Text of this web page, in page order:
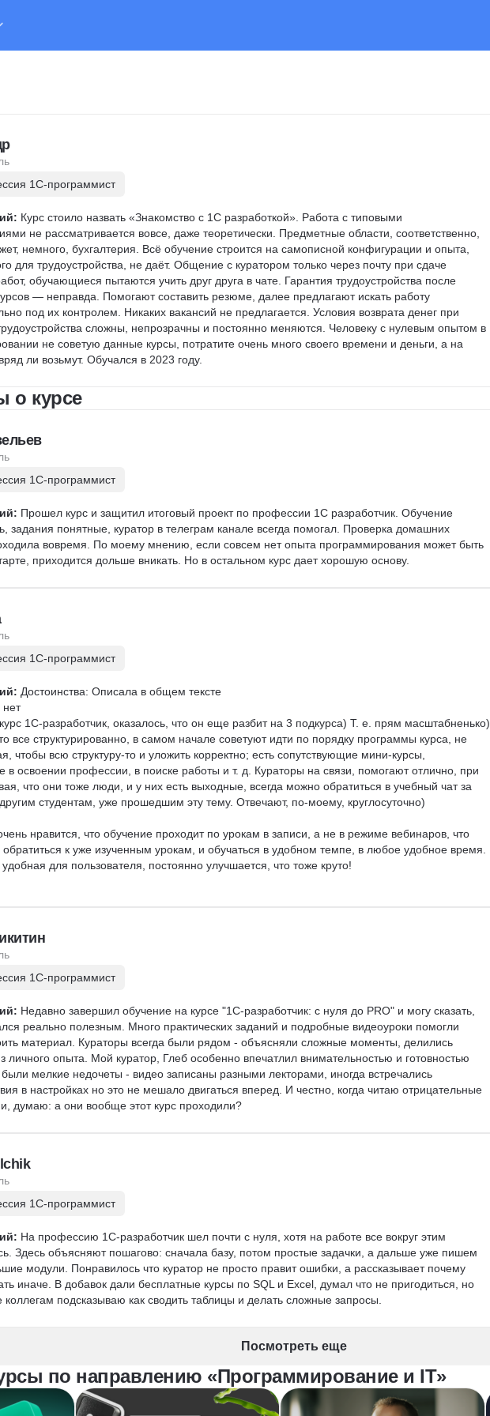
1С-программист
Курс стоило назвать «Знакомство с 1С разработкой». Работа с типовыми
не рассматривается вовсе, даже теоретически. Предметные области, соответственно,
немного, бухгалтерия. Всё обучение строится на самописной конфигурации и опыта,
для трудоустройства, не даёт. Общение с куратором только через почту при сдаче
обучающиеся пытаются учить друг друга в чате. Гарантия трудоустройства после
— неправда. Помогают составить резюме, далее предлагают искать работу
под их контролем. Никаких вакансий не предлагается. Условия возврата денег при
сложны, непрозрачны и постоянно меняются. Человеку с нулевым опытом в
не советую данные курсы, потратите очень много своего времени и деньги, а на
ли возьмут. Обучался в 2023 году.
о курсе
1С-программист
Прошел курс и защитил итоговый проект по профессии 1С разработчик. Обучение
задания понятные, куратор в телеграм канале всегда помогал. Проверка домашних
вовремя. По моему мнению, если совсем нет опыта программирования может быть
приходится дольше вникать. Но в остальном курс дает хорошую основу.
1С-программист
Достоинства: Описала в общем тексте
нет
1С-разработчик, оказалось, что он еще разбит на 3 подкурса) Т. е. прям масштабненько)
все структурированно, в самом начале советуют идти по порядку программы курса, не
чтобы всю структуру-то и уложить корректно; есть сопутствующие мини-курсы,
в освоении профессии, в поиске работы и т. д. Кураторы на связи, помогают отлично, при
что они тоже люди, и у них есть выходные, всегда можно обратиться в учебный чат за
студентам, уже прошедшим эту тему. Отвечают, по-моему, круглосуточно)
нравится, что обучение проходит по урокам в записи, а не в режиме вебинаров, что
обратиться к уже изученным урокам, и обучаться в удобном темпе, в любое удобное время.
для пользователя, постоянно улучшается, что тоже круто!
курса планирую дальше использовать платформу, вероятнее всего, приобрету новые
мир меняется, появляется что-то новое, в чем нужно разбираться, чтобы не "потеряться"
1С-программист
Недавно завершил обучение на курсе "1С-разработчик: с нуля до PRO" и могу сказать,
реально полезным. Много практических заданий и подробные видеоуроки помогли
материал. Кураторы всегда были рядом - объясняли сложные моменты, делились
личного опыта. Мой куратор, Глеб особенно впечатлил внимательностью и готовностью
мелкие недочеты - видео записаны разными лекторами, иногда встречались
в настройках но это не мешало двигаться вперед. И честно, когда читаю отрицательные
думаю: а они вообще этот курс проходили?
1С-программист
На профессию 1С-разработчик шел почти с нуля, хотя на работе все вокруг этим
Здесь объясняют пошагово: сначала базу, потом простые задачки, а дальше уже пишем
модули. Понравилось что куратор не просто правит ошибки, а рассказывает почему
иначе. В добавок дали бесплатные курсы по SQL и Excel, думал что не пригодиться, но
коллегам подсказываю как сводить таблицы и делать сложные запросы.
Посмотреть еще
по направлению «Программирование и IT»